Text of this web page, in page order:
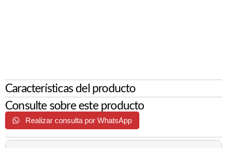
Características del producto
Consulte sobre este producto
Realizar consulta por WhatsApp